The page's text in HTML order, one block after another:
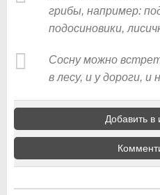
грибы, например:
подосиновики,
Сосну можно
в лесу, и у дороги, и
Добавить в